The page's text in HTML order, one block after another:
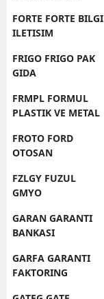
FORTE FORTE BILGI
ILETISIM
FRIGO FRIGO PAK
GIDA
FRMPL FORMUL
PLASTIK VE METAL
FROTO FORD
OTOSAN
FZLGY FUZUL
GMYO
GARAN GARANTI
BANKASI
GARFA GARANTI
FAKTORING